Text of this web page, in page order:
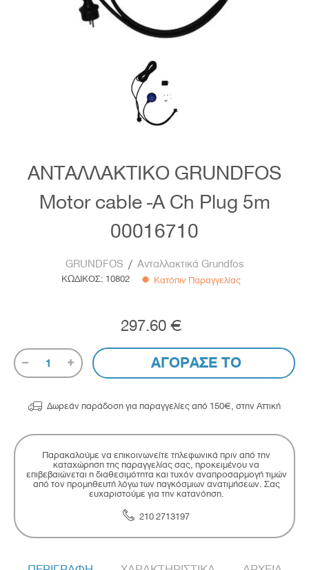
ΑΝΤΑΛΛΑΚΤΙΚΟ GRUNDFOS
Motor cable -A Ch Plug 5m
00016710
GRUNDFOS / Ανταλλακτικά Grundfos
ΚΩΔΙΚΟΣ: 10802 Κατόπιν Παραγγελίας
297.60 €
1 ΑΓΟΡΑΣΕ ΤΟ
 Δωρεάν παράδοση για παραγγελίες από 150€, στην Αττική
Παρακαλούμε να επικοινωνείτε τηλεφωνικά πριν από την
καταχώρηση της παραγγελίας σας, προκειμένου να
επιβεβαιώνεται η διαθεσιμότητα και τυχόν αναπροσαρμογή τιμών
από τον προμηθευτή λόγω των παγκόσμιων ανατιμήσεων. Σας
ευχαριστούμε για την κατανόηση.
210 2713197